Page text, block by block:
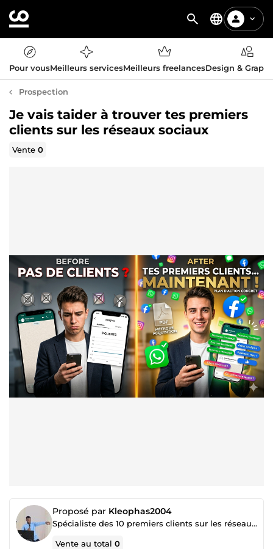
Pour vousMeilleurs servicesMeilleurs freelancesDesign &
Prospection
Je vais taider à trouver tes premiers
clients sur les réseaux sociaux
Vente0
Proposé par Kleophas2004
Spécialiste des 10 premiers clients sur les réseaux sociaux
Vente au total0